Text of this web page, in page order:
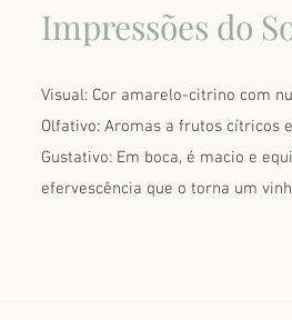
Impressões do
Visual: Cor amarelo-citrino com
Olfativo: Aromas a frutos cítricos
Gustativo: Em boca, é macio e
efervescência que o torna um